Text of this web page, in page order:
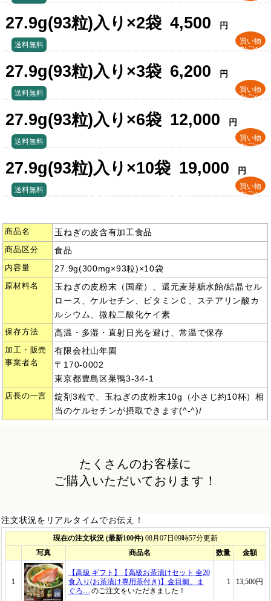
27.9g(93粒)入り×2袋 4,500 円
買い物
かごへ
送料無料
27.9g(93粒)入り×3袋 6,200 円
買い物
かごへ
送料無料
27.9g(93粒)入り×6袋 12,000 円
買い物
かごへ
送料無料
27.9g(93粒)入り×10袋 19,000 円
買い物
かごへ
送料無料
商品名 玉ねぎの皮含有加工食品
商品区分 食品
内容量 27.9g(300mg×93粒)×10袋
原材料名
玉ねぎの皮粉末（国産）、還元麦芽糖水飴/結晶セル
ロース、ケルセチン、ビタミンＣ、ステアリン酸カ
ルシウム、微粒二酸化ケイ素
保存方法 高温・多湿・直射日光を避け、常温で保存
加工・販売
事業者名
有限会社山年園
〒170-0002
東京都豊島区巣鴨3-34-1
店長の一言
錠剤3粒で、玉ねぎの皮粉末10g（小さじ約10杯）相
当のケルセチンが摂取できます(^-^)/
たくさんのお客様に
ご購入いただいております！
注文状況をリアルタイムでお伝え！